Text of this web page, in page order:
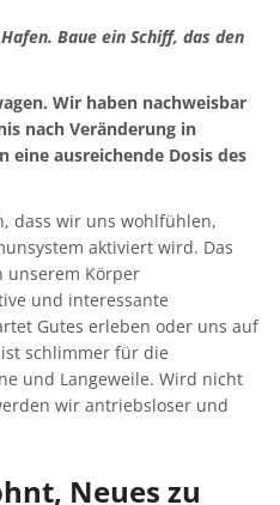
Baue ein Schiff, das den
Wir haben nachweisbar
nach Veränderung in
eine ausreichende Dosis des
dass wir uns wohlfühlen,
aktiviert wird. Das
unserem Körper
und interessante
Gutes erleben oder uns auf
schlimmer für die
und Langeweile. Wird nicht
wir antriebsloser und
Neues zu